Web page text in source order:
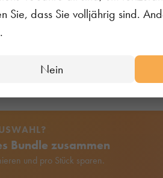
Sie, dass Sie volljährig sind.
Nein
holst Du Dir die beliebten
System. Vorbefüllt mit 2.0 ml
des integrierten Mesh
Bundle zusammen
und pro Stück sparen.